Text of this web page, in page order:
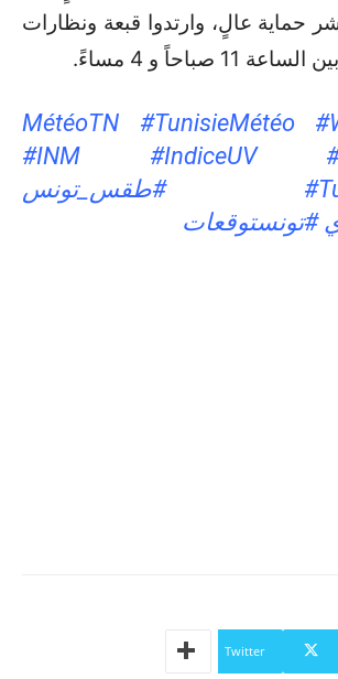
عالٍ، وارتدوا قبعة ونظارات
صباحاً و 4 مساءً.
#MétéoTN #TunisieMétéo
#INM #IndiceUV
#TunisieTribune #طقس_تونس
#تونستوقعات
Twitter